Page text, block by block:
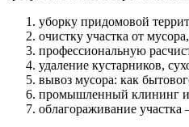
уборку придомовой
очистку участка от
профессиональную
удаление кустарников,
вывоз мусора: как
промышленный клининг и
облагораживание